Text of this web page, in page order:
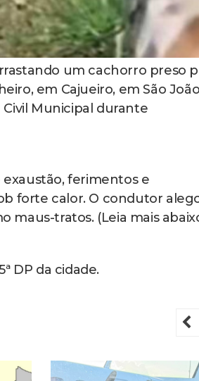
um cachorro preso
em Cajueiro, em São
Municipal durante
exaustão, ferimentos e
forte calor. O condutor
maus-tratos. (Leia mais
DP da cidade.